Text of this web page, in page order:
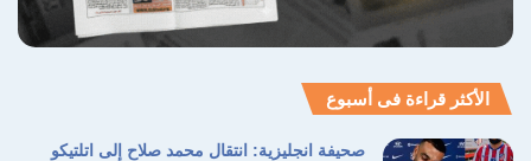
الأكثر قراءة فى أسبوع
صحيفة انجليزية: انتقال محمد صلاح إلى اتلتيكو